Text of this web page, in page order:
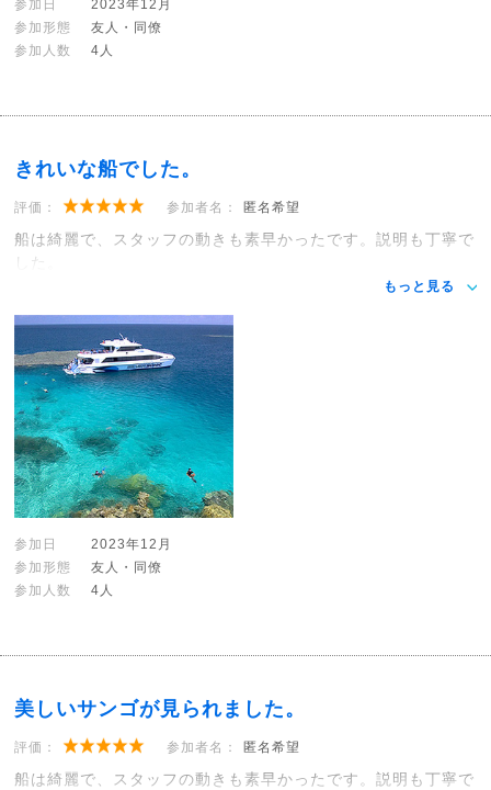
参加日
2023年12月
参加形態
友人・同僚
参加人数
4人
きれいな船でした。
評価： 参加者名： 匿名希望
船は綺麗で、スタッフの動きも素早かったです。説明も丁寧で
した。
もっと見る
参加日
2023年12月
参加形態
友人・同僚
参加人数
4人
美しいサンゴが見られました。
評価： 参加者名： 匿名希望
船は綺麗で、スタッフの動きも素早かったです。説明も丁寧で